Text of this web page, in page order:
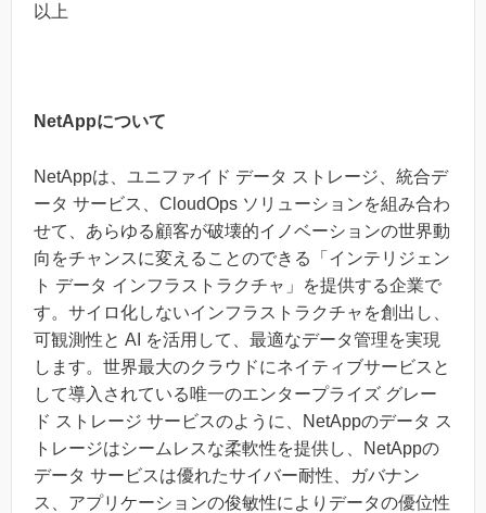
以上
NetAppについて
NetAppは、ユニファイド データ ストレージ、統合デ
ータ サービス、CloudOps ソリューションを組み合わ
せて、あらゆる顧客が破壊的イノベーションの世界動
向をチャンスに変えることのできる「インテリジェン
ト データ インフラストラクチャ」を提供する企業で
す。サイロ化しないインフラストラクチャを創出し、
可観測性と AI を活用して、最適なデータ管理を実現
します。世界最大のクラウドにネイティブサービスと
して導入されている唯一のエンタープライズ グレー
ド ストレージ サービスのように、NetAppのデータ ス
トレージはシームレスな柔軟性を提供し、NetAppの
データ サービスは優れたサイバー耐性、ガバナン
ス、アプリケーションの俊敏性によりデータの優位性